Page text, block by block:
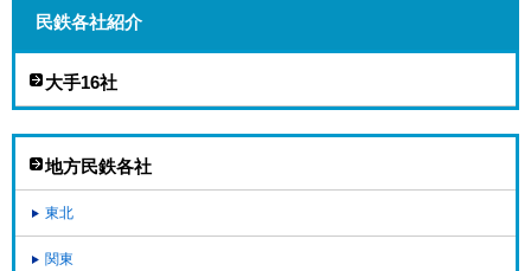
民鉄各社紹介
大手16社
地方民鉄各社
東北
関東